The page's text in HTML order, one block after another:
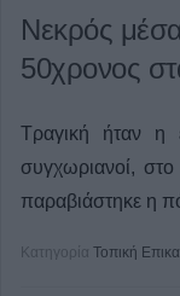
Νεκρός
50χρονος
Τραγική ήταν η
συγχωριανοί,
παραβιάστηκε η
Κατηγορία Τοπική